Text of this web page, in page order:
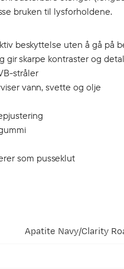
bruken til lysforholdene.
beskyttelse uten å gå på
gir skarpe kontraster og
stråler
vann, svette og olje
som pusseklut
Apatite Navy/Clarity